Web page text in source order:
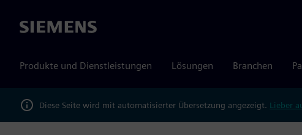
Siemens
Produkte und Dienstleistungen Lösungen Branchen
Diese Seite wird mit automatisierter Übersetzung angezeigt. Lieber